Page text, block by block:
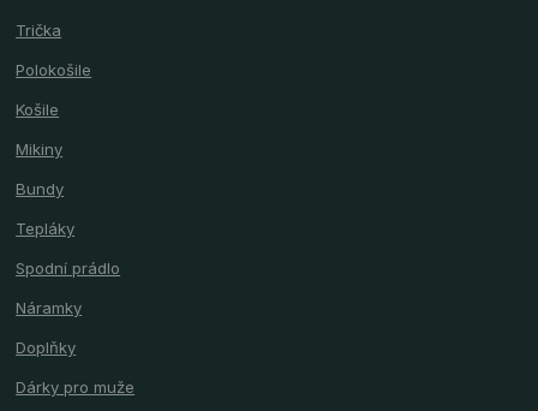
Trička
Polokošile
Košile
Mikiny
Bundy
Tepláky
Spodní prádlo
Náramky
Doplňky
Dárky pro muže